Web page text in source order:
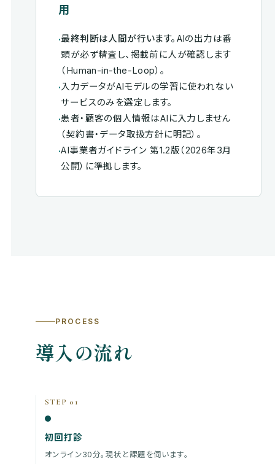
用
·最終判断は人間が行います。 AIの出力は番
頭が必ず精査し、掲載前に人が確認します
（Human-in-the-Loop）。
·入力データがAIモデルの学習に使われない
サービスのみを選定します。
·患者・顧客の個人情報はAIに入力しません
（契約書・データ取扱方針に明記）。
·AI事業者ガイドライン 第1.2版（2026年3月
公開）に準拠します。
PROCESS
導入の流れ
STEP 01
初回打診
オンライン30分。現状と課題を伺います。